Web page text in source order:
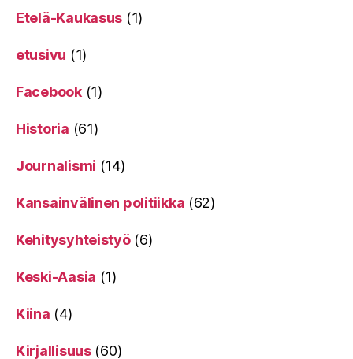
Etelä-Kaukasus (1)
etusivu (1)
Facebook(1)
Historia (61)
Journalismi (14)
Kansainvälinen politiikka (62)
Kehitysyhteistyö(6)
Keski-Aasia (1)
Kiina (4)
Kirjallisuus(60)